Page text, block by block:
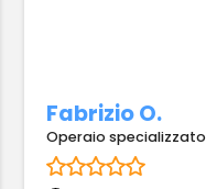
Fabrizio O.
Operaio specializzato